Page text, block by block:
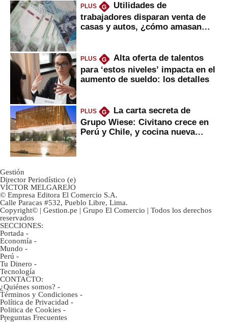
PLUS G
Utilidades de
trabajadores disparan venta de
casas y autos, ¿cómo amasan
PLUS G
Alta oferta de talentos
para ‘estos niveles’ impacta en el
aumento de sueldo: los detalles
PLUS G
La carta secreta de
Grupo Wiese: Civitano crece en
Perú y Chile, y cocina nueva
Gestión
Director Periodístico (e)
VÍCTOR MELGAREJO
© Empresa Editora El Comercio S.A.
Calle Paracas #532, Pueblo Libre, Lima.
Copyright© | Gestion.pe | Grupo El Comercio | Todos los derechos
reservados
SECCIONES:
Portada -
Economía -
Mundo -
Perú -
Tu Dinero -
Tecnología
CONTACTO:
¿Quiénes somos? -
Términos y Condiciones -
Política de Privacidad -
Politica de Cookies -
Preguntas Frecuentes